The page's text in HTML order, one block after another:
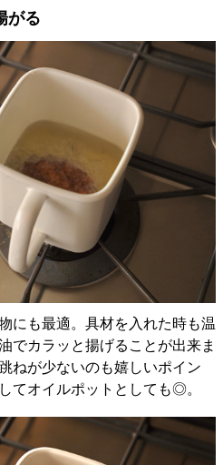
がる
にも最適。具材を入れた時も温
でカラッと揚げることが出来ま
ねが少ないのも嬉しいポイン
てオイルポットとしても◎。